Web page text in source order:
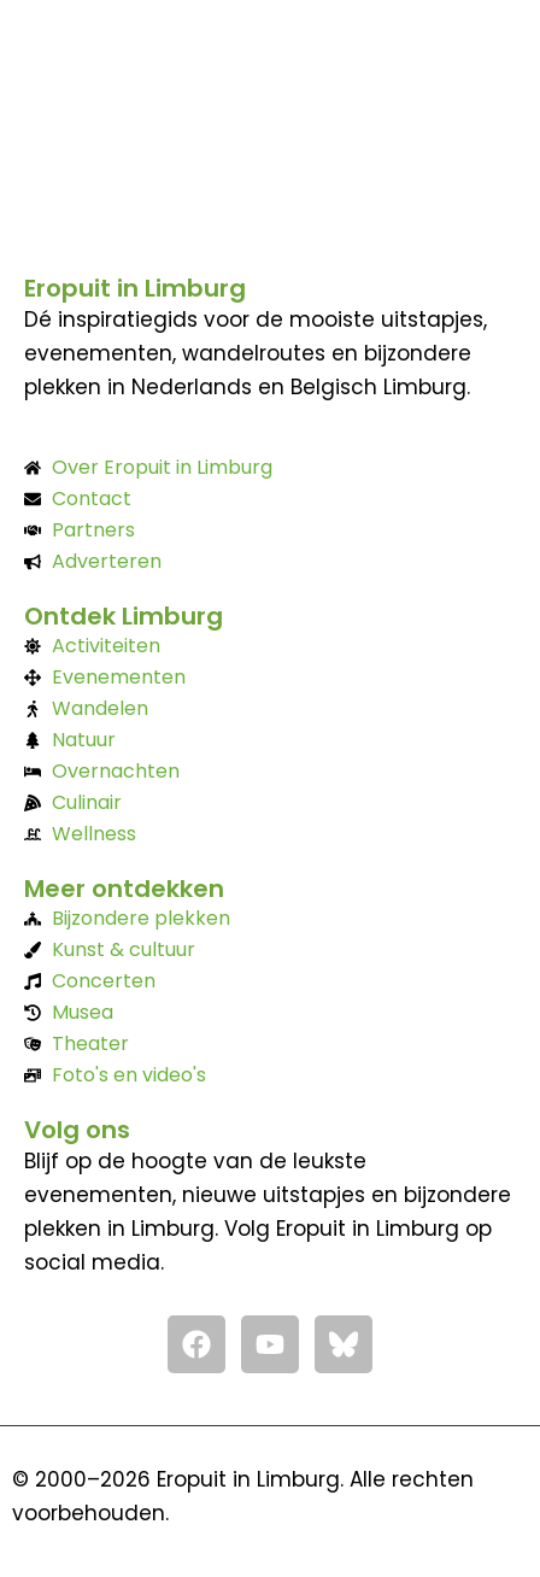
Eropuit in Limburg
Dé inspiratiegids voor de mooiste uitstapjes,
evenementen, wandelroutes en bijzondere
plekken in Nederlands en Belgisch Limburg.
Over Eropuit in Limburg
Contact
Partners
Adverteren
Ontdek Limburg
Activiteiten
Evenementen
Wandelen
Natuur
Overnachten
Culinair
Wellness
Meer ontdekken
Bijzondere plekken
Kunst & cultuur
Concerten
Musea
Theater
Foto's en video's
Volg ons
Blijf op de hoogte van de leukste
evenementen, nieuwe uitstapjes en bijzondere
plekken in Limburg. Volg Eropuit in Limburg op
social media.
F
a
c
e
o
Y
o
u
t
b
© 2000–2026 Eropuit in Limburg. Alle rechten
voorbehouden.